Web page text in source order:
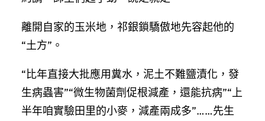
離開自家的玉米地，祁銀鎖驕傲地先容起他的
“土方”。
“比年直接大批應用糞水，泥土不難鹽漬化，發
生病蟲害”“微生物菌劑促根減產，還能抗病”“上
半年咱實驗田里的小麥，減產兩成多”……先生